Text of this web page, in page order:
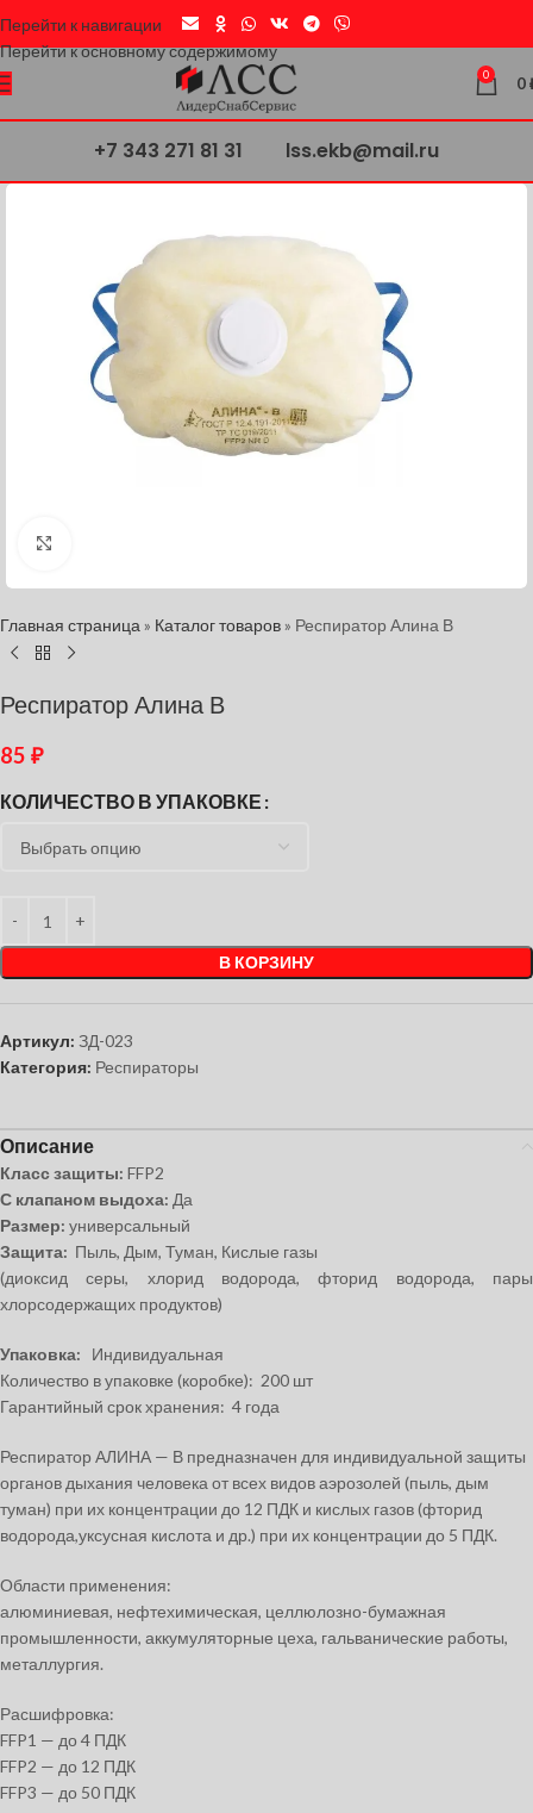
Перейти к навигации
Перейти к основному содержимому
0 0
+7 343 271 81 31 lss.ekb@mail.ru
Главная страница » Каталог товаров» Респиратор Алина В
Респиратор Алина В
85 ₽
КОЛИЧЕСТВО В УПАКОВКЕ
В КОРЗИНУ
Артикул: ЗД-023
Категория: Респираторы
Описание
Класс защиты: FFP2
С клапаном выдоха: Да
Размер: универсальный
Защита: Пыль, Дым, Туман, Кислые газы
(диоксид серы, хлорид водорода, фторид водорода, пары
хлорсодержащих продуктов)
Упаковка: Индивидуальная
Количество в упаковке (коробке): 200 шт
Гарантийный срок хранения: 4 года
Респиратор АЛИНА — В предназначен для индивидуальной защиты
органов дыхания человека от всех видов аэрозолей (пыль, дым
туман) при их концентрации до 12 ПДК и кислых газов (фторид
водорода,уксусная кислота и др.) при их концентрации до 5 ПДК.
Области применения:
алюминиевая, нефтехимическая, целлюлозно-бумажная
промышленности, аккумуляторные цеха, гальванические работы,
металлургия.
Расшифровка:
FFP1 — до 4 ПДК
FFP2 — до 12 ПДК
FFP3 — до 50 ПДК